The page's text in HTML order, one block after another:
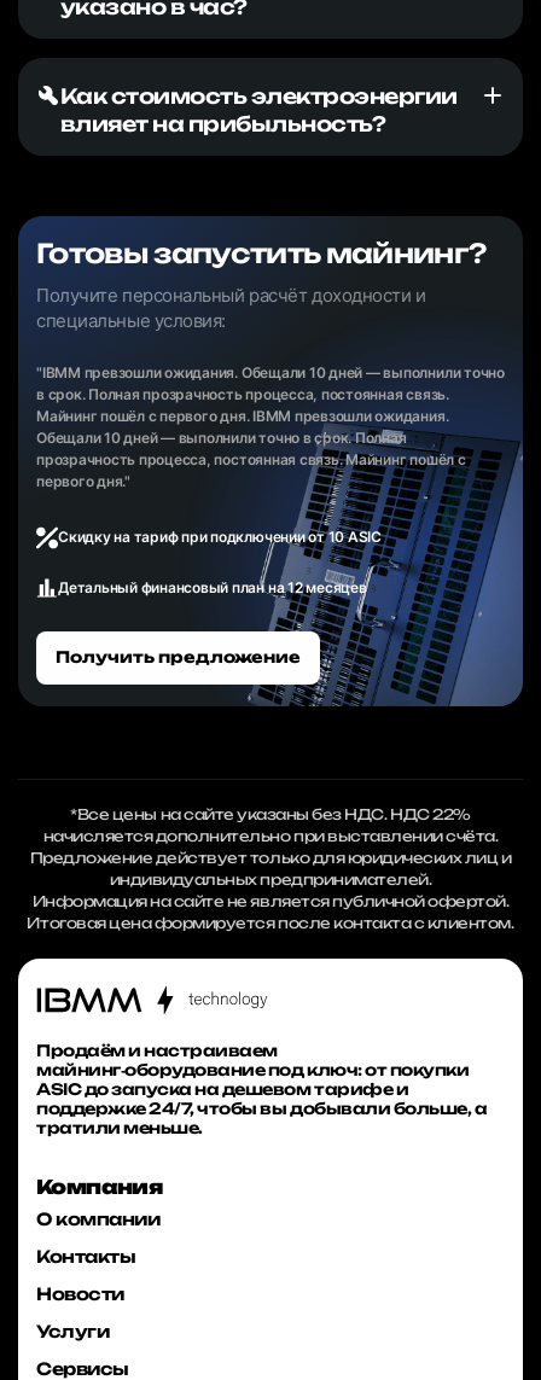
указано в час?
Как стоимость электроэнергии
влияет на прибыльность?
Готовы запустить майнинг?
Получите персональный расчёт доходности и
специальные условия:
"IBMM превзошли ожидания. Обещали 10 дней — выполнили точно
в срок. Полная прозрачность процесса, постоянная связь.
Майнинг пошёл с первого дня. IBMM превзошли ожидания.
Обещали 10 дней — выполнили точно в срок. Полная
прозрачность процесса, постоянная связь. Майнинг пошёл с
первого дня."
Скидку на тариф при подключении от 10 ASIC
Детальный финансовый план на 12 месяцев
Получить предложение
*Все цены на сайте указаны без НДС. НДС 22%
начисляется дополнительно при выставлении счёта.
Предложение действует только для юридических лиц и
индивидуальных предпринимателей.
Информация на сайте не является публичной офертой.
Итоговая цена формируется после контакта с клиентом.
Продаём и настраиваем
майнинг‑оборудование под ключ: от покупки
ASIC до запуска на дешевом тарифе и
поддержке 24/7, чтобы вы добывали больше, а
тратили меньше.
Компания
О компании
Контакты
Новости
Услуги
Сервисы